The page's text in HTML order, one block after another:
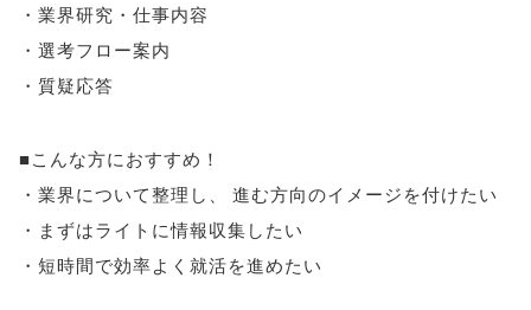
・業界研究・仕事内容
・選考フロー案内
・質疑応答
■こんな方におすすめ！
・業界について整理し
進む方向のイメージを付けたい
・まずはライトに情報収集したい
・短時間で効率よく就活を進めたい